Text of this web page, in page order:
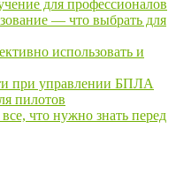
для профессионалов
— что выбрать для
использовать и
при управлении БПЛА
пилотов
что нужно знать перед